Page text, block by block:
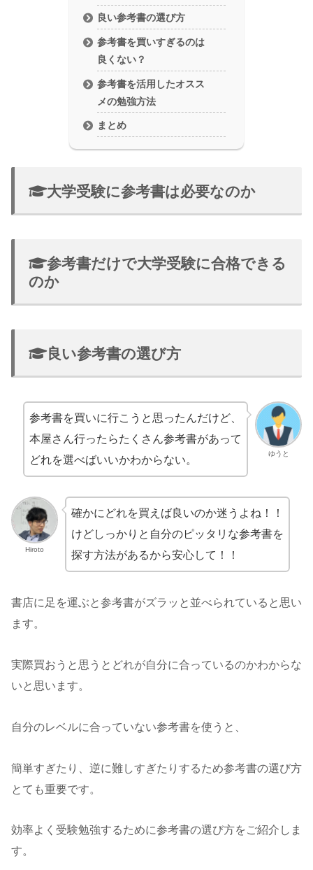
良い参考書の選び方
参考書を買いすぎるのは
良くない？
参考書を活用したオスス
メの勉強方法
まとめ
大学受験に参考書は必要なのか
参考書だけで大学受験に合格できる
のか
良い参考書の選び方
ゆうと
参考書を買いに行こうと思ったんだけど、
本屋さん行ったらたくさん参考書があって
どれを選べばいいかわからない。
Hiroto
確かにどれを買えば良いのか迷うよね！！
けどしっかりと自分のピッタリな参考書を
探す方法があるから安心して！！
書店に足を運ぶと参考書がズラッと並べられていると思い
ます。
実際買おうと思うとどれが自分に合っているのかわからな
いと思います。
自分のレベルに合っていない参考書を使うと、
簡単すぎたり、逆に難しすぎたりするため参考書の選び方
とても重要です。
効率よく受験勉強するために参考書の選び方をご紹介しま
す。